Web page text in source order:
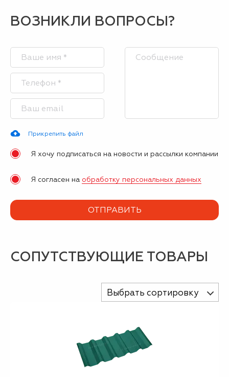
ВОЗНИКЛИ ВОПРОСЫ?
Прикрепить файл
Я хочу подписаться на новости и рассылки компании
Я согласен на обработку персональных данных
СОПУТСТВУЮЩИЕ ТОВАРЫ
Выбрать сортировку